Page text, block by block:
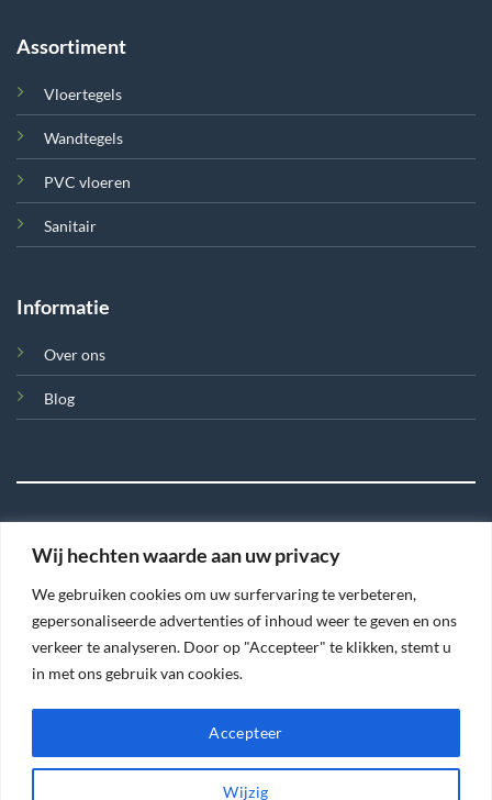
Wij hechten waarde aan uw privacy
We gebruiken cookies om uw surfervaring te verbeteren,
gepersonaliseerde advertenties of inhoud weer te geven en ons
verkeer te analyseren. Door op "Accepteer" te klikken, stemt u
in met ons gebruik van cookies.
Wijzig
Accepteer
Assortiment
Vloertegels
Wandtegels
PVC vloeren
Sanitair
Informatie
Over ons
Blog
2026 Tegel en Meer
TERMS PRIVACY